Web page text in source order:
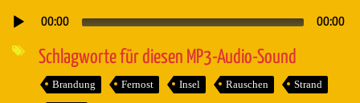
Audio-
00:00 00:00
Schlagworte für diesen MP3-Audio-Sound
Brandung Fernost Insel Rauschen Strand